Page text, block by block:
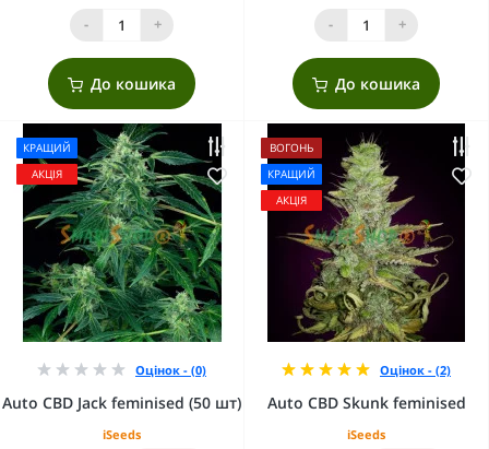
- +
До кошика
- +
До кошика
КРАЩИЙ
АКЦІЯ
Оцінок - (0)
Auto CBD Jack feminised (50 шт)
iSeeds
ВОГОНЬ
КРАЩИЙ
АКЦІЯ
Оцінок - (2)
Auto CBD Skunk feminised
iSeeds